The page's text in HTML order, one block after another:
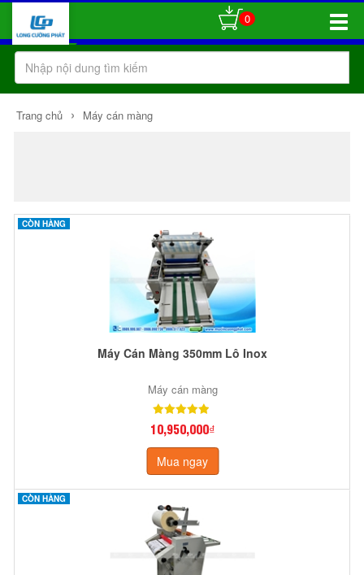
Toggle
0
Trang chủ › Máy cán màng
CÒN HÀNG
Máy Cán Màng 350mm Lô Inox
Máy cán màng
10,950,000₫
Mua ngay
CÒN HÀNG